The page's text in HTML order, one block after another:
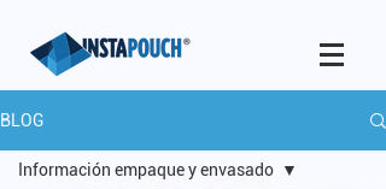
BLOG
Información empaque y envasado